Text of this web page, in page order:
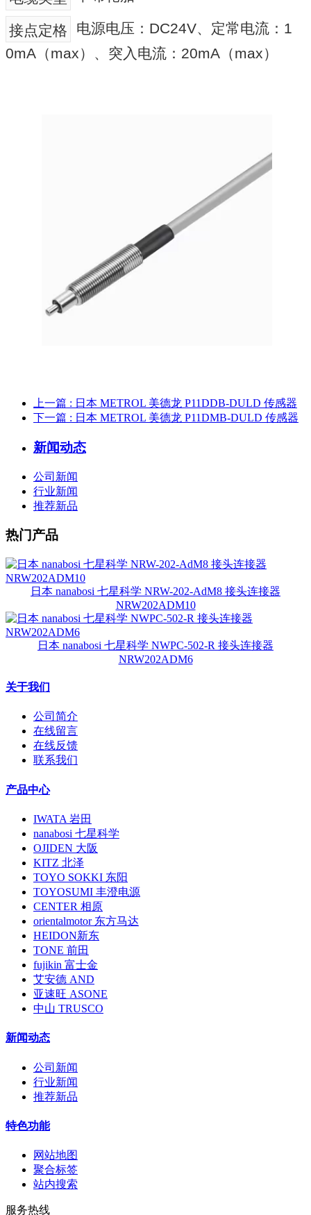
接点定格
电源电压：DC24V、定常电流：1
0mA（max）、突入电流：20mA（max）
上一篇 : 日本 METROL 美德龙 P11DDB-DULD 传感器
下一篇 : 日本 METROL 美德龙 P11DMB-DULD 传感器
新闻动态
公司新闻
行业新闻
推荐新品
热门产品
日本 nanabosi 七星科学 NRW-202-AdM8 接头连接器
NRW202ADM10
日本 nanabosi 七星科学 NWPC-502-R 接头连接器
NRW202ADM6
关于我们
公司简介
在线留言
在线反馈
联系我们
产品中心
IWATA 岩田
nanabosi 七星科学
OJIDEN 大阪
KITZ 北泽
TOYO SOKKI 东阳
TOYOSUMI 丰澄电源
CENTER 相原
orientalmotor 东方马达
HEIDON新东
TONE 前田
fujikin 富士金
艾安德 AND
亚速旺 ASONE
中山 TRUSCO
新闻动态
公司新闻
行业新闻
推荐新品
特色功能
网站地图
聚合标签
站内搜索
服务热线